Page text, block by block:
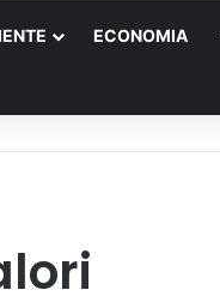
ECONOMIA